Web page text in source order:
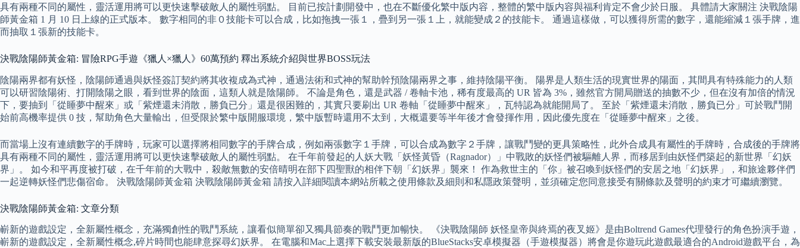
具有兩種不同的屬性，靈活運用將可以更快速擊破敵人的屬性弱點。 目前已按計劃開發中，也在不斷優化繁中版内容，整體的繁中版内容與福利肯定不會少於日服。 具體請大家關注 決戰陰陽
師黃金箱 1 月 10 日上線的正式版本。 數字相同的非０技能卡可以合成，比如拖拽一張１，疊到另一張１上，就能變成２的技能卡。 通過這樣做，可以獲得所需的數字，還能縮減１張手牌，進
而抽取１張新的技能卡。
決戰陰陽師黃金箱: 冒險RPG手遊《獵人×獵人》60萬預約 釋出系統介紹與世界BOSS玩法
陰陽兩界都有妖怪，陰陽師通過與妖怪簽訂契約將其收複成為式神，通過法術和式神的幫助幹預陰陽兩界之事，維持陰陽平衡。 陽界是人類生活的現實世界的陽面，其間具有特殊能力的人類
可以研習陰陽術、打開陰陽之眼，看到世界的陰面，這類人就是陰陽師。 不論是角色，還是武器 / 卷軸卡池，稀有度最高的 UR 皆為 3%，雖然官方開局贈送的抽數不少，但在沒有加倍的情況
下，要抽到「從睡夢中醒來」或「紫煙還未消散，勝負已分」還是很困難的，其實只要刷出 UR 卷軸「從睡夢中醒來」，瓦特認為就能開局了。 至於「紫煙還未消散，勝負已分」可於戰鬥開
始前高機率提供 0 技，幫助角色大量輸出，但受限於繁中版開服環境，繁中版暫時還用不太到，大概還要等半年後才會發揮作用，因此優先度在「從睡夢中醒來」之後。
而當場上沒有連續數字的手牌時，玩家可以選擇將相同數字的手牌合成，例如兩張數字１手牌，可以合成為數字２手牌，讓戰鬥變的更具策略性，此外合成具有屬性的手牌時，合成後的手牌將
具有兩種不同的屬性，靈活運用將可以更快速擊破敵人的屬性弱點。 在千年前發起的人妖大戰「妖怪黃昏（Ragnador）」中戰敗的妖怪們被驅離人界，而移居到由妖怪們築起的新世界「幻妖
界」。 如今和平再度被打破，在千年前的大戰中，殺敵無數的安倍晴明在部下四聖獸的相伴下朝「幻妖界」襲來！ 作為救世主的「你」被召喚到妖怪們的安居之地「幻妖界」，和旅途夥伴們
一起逆轉妖怪們悲傷宿命。 決戰陰陽師黃金箱 決戰陰陽師黃金箱 請按入詳細閱讀本網站所載之使用條款及細則和私隱政策聲明，並須確定您同意接受有關條款及聲明的約束才可繼續瀏覽。
決戰陰陽師黃金箱: 文章分類
嶄新的遊戲設定，全新屬性概念，充滿獨創性的戰鬥系統，讓看似簡單卻又獨具節奏的戰鬥更加暢快。 《決戰陰陽師 妖怪皇帝與終焉的夜叉姬》是由Boltrend Games代理發行的角色扮演手遊，
嶄新的遊戲設定，全新屬性概念,碎片時間也能肆意探尋幻妖界。 在電腦和Mac上選擇下載安裝最新版的BlueStacks安卓模擬器（手遊模擬器）將會是你遊玩此遊戲最適合的Android遊戲平台，為